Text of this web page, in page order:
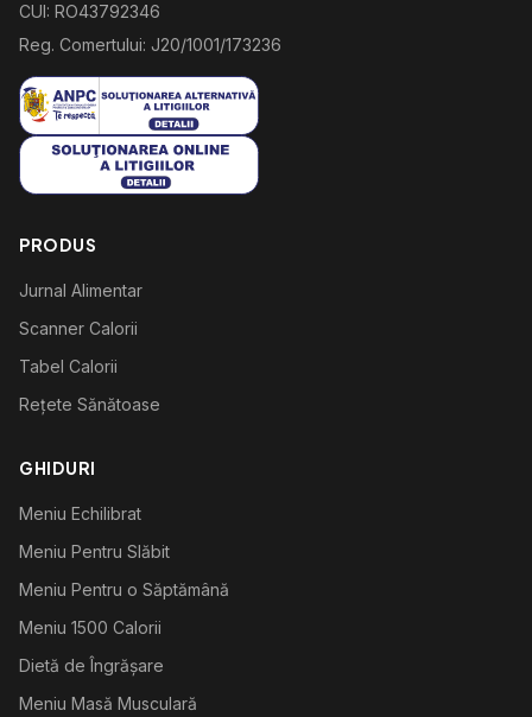
CUI: RO43792346
Reg. Comertului: J20/1001/173236
PRODUS
Jurnal Alimentar
Scanner Calorii
Tabel Calorii
Rețete Sănătoase
GHIDURI
Meniu Echilibrat
Meniu Pentru Slăbit
Meniu Pentru o Săptămână
Meniu 1500 Calorii
Dietă de Îngrășare
Meniu Masă Musculară